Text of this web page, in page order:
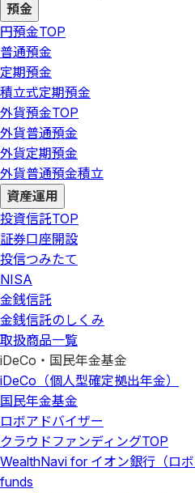
預金
円預金TOP
普通預金
定期預金
積立式定期預金
外貨預金TOP
外貨普通預金
外貨定期預金
外貨普通預金積立
資産運用
投資信託TOP
証券口座開設
投信つみたて
NISA
金銭信託
金銭信託のしくみ
取扱商品一覧
iDeCo・国民年金基金
iDeCo（個人型確定拠出年金）
国民年金基金
ロボアドバイザー
クラウドファンディングTOP
WealthNavi for イオン銀行（ロボ
funds